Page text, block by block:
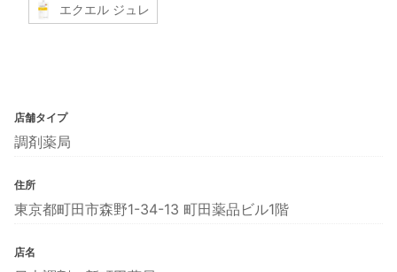
エクエル ジュレ
店舗タイプ
調剤薬局
住所
東京都町田市森野1-34-13 町田薬品ビル1階
店名